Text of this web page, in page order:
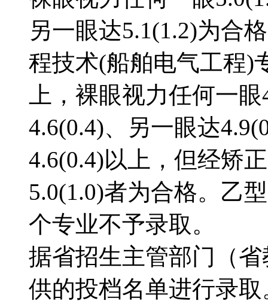
另一眼达5.1(1.2)为合
程技术(船舶电气工程)
上，裸眼视力任何一
4.6(0.4)、另一眼达
4.6(0.4)以上，但经矫
5.0(1.0)者为合格。乙
个专业不予录取。
据省招生主管部门（
供的投档名单进行录